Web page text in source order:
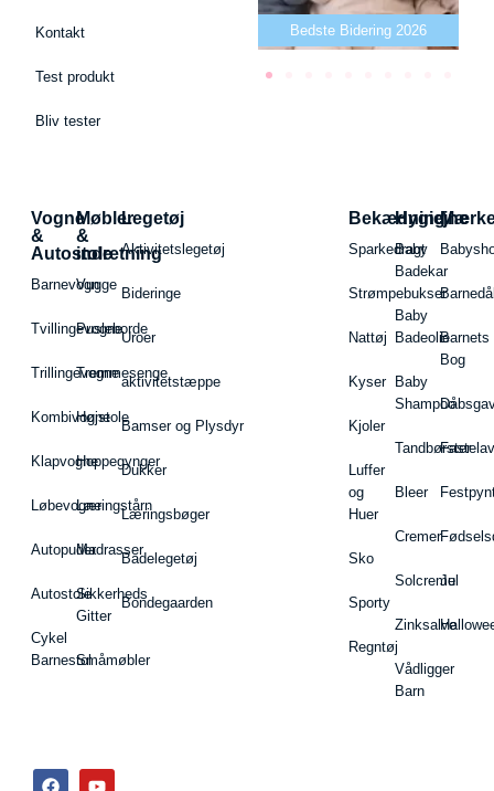
Kontakt
Test produkt
Bliv tester
Bedste puslepude 2026 Bedste Bidering 2026
Vogne
&
Autostole
Barnevogn
Tvillingevogne
Trillingevogne
Kombivogne
Klapvogne
Løbevogne
Autopuder
Autostole
Cykel
Barnestol
Møbler
&
indretning
Vugge
Pusleborde
Tremmesenge
Højstole
Hoppegynger
Læringstårn
Madrasser
Sikkerheds
Gitter
Småmøbler
Legetøj
Aktivitetslegetøj
Bideringe
Uroer
aktivitetstæppe
Bamser og Plysdyr
Dukker
Læringsbøger
Badelegetøj
Bondegaarden
Bekædning
Sparkedragt
Strømpebukser
Nattøj
Kyser
Kjoler
Luffer
og
Huer
Sko
Sporty
Regntøj
Hygiejne
Baby
Badekar
Baby
Badeolie
Baby
Shampoo
Tandbørster
Bleer
Cremer
Solcreme
Zinksalve
Vådligger
Barn
Barnets
Bog
Jul